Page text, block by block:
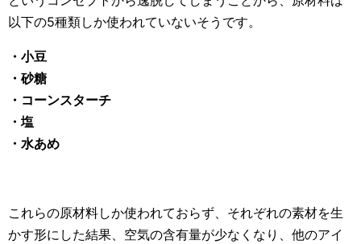
以下の5種類しか使われていないそうです。
・小豆
・砂糖
・コーンスターチ
・塩
・水あめ
これらの原材料しか使われておらず、それぞれの素材を生
かす形にした結果、空気の含有量が少なくなり、他のアイ